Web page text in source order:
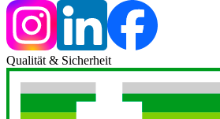
Qualität & Sicherheit